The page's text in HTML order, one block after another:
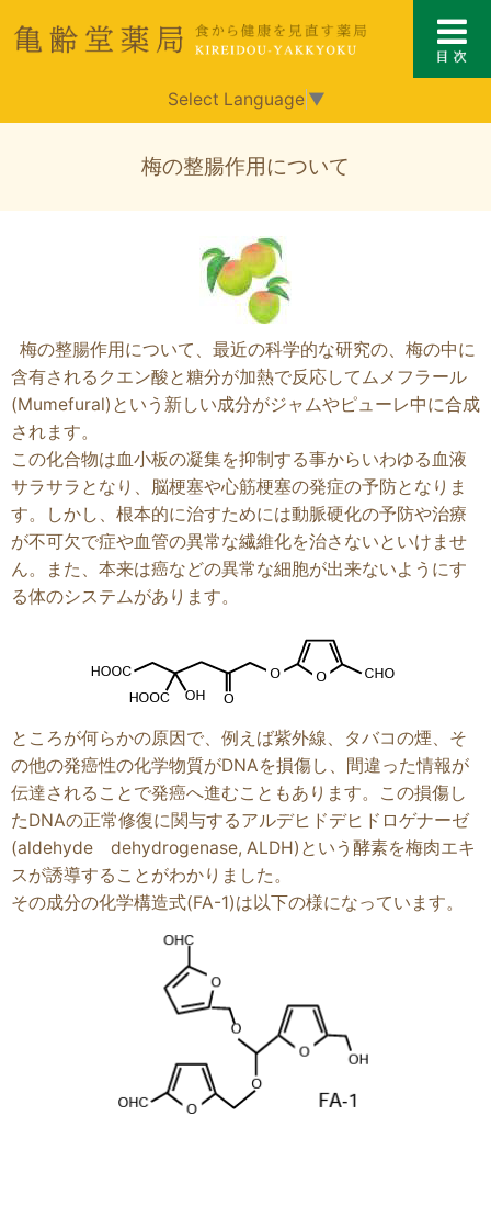
Select Language ▼
梅の整腸作用について
梅の整腸作用について、最近の科学的な研究の、梅の中に
含有されるクエン酸と糖分が加熱で反応してムメフラール
(Mumefural)という新しい成分がジャムやピューレ中に合成
されます。
この化合物は血小板の凝集を抑制する事からいわゆる血液
サラサラとなり、脳梗塞や心筋梗塞の発症の予防となりま
す。しかし、根本的に治すためには動脈硬化の予防や治療
が不可欠で症や血管の異常な繊維化を治さないといけませ
ん。また、本来は癌などの異常な細胞が出来ないようにす
る体のシステムがあります。
ところが何らかの原因で、例えば紫外線、タバコの煙、そ
の他の発癌性の化学物質がDNAを損傷し、間違った情報が
伝達されることで発癌へ進むこともあります。この損傷し
たDNAの正常修復に関与するアルデヒドデヒドロゲナーゼ
(aldehyde dehydrogenase, ALDH)という酵素を梅肉エキ
スが誘導することがわかりました。
その成分の化学構造式(FA-1)は以下の様になっています。